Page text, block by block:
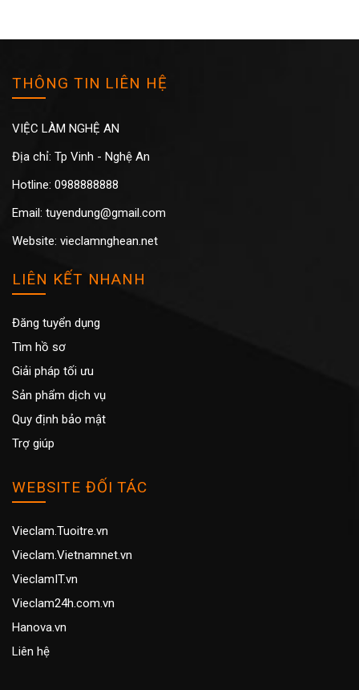
THÔNG TIN LIÊN HỆ
VIỆC LÀM NGHỆ AN
Địa chỉ: Tp Vinh - Nghệ An
Hotline: 0988888888
Email: tuyendung@gmail.com
Website: vieclamnghean.net
LIÊN KẾT NHANH
Đăng tuyển dụng
Tìm hồ sơ
Giải pháp tối ưu
Sản phẩm dịch vụ
Quy định bảo mật
Trợ giúp
WEBSITE ĐỐI TÁC
Vieclam.Tuoitre.vn
Vieclam.Vietnamnet.vn
VieclamIT.vn
Vieclam24h.com.vn
Hanova.vn
Liên hệ